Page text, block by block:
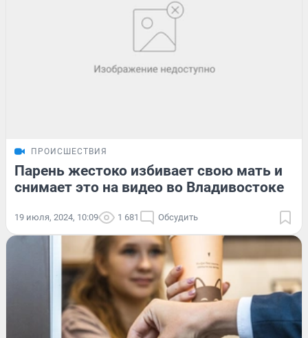
ПРОИСШЕСТВИЯ
Парень жестоко избивает свою мать и
снимает это на видео во Владивостоке
19 июля, 2024, 10:09 1 681 Обсудить